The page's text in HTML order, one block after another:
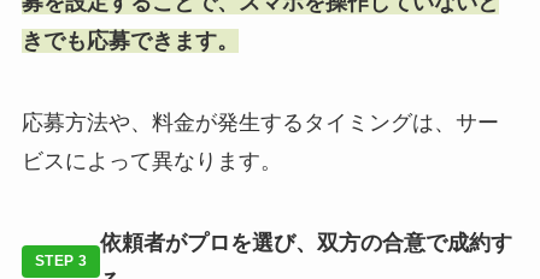
きでも応募できます。
応募方法や、料金が発生するタイミングは、サー
ビスによって異なります。
STEP 3
依頼者がプロを選び、双方の合意で成約す